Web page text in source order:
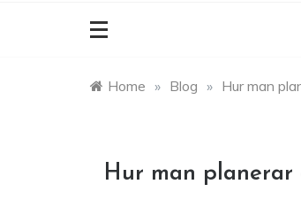
Home » Blog » Hur man
Hur man planerar